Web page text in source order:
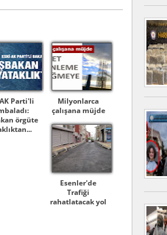
Parti'li
örgüte
Milyonlarca
çalışana müjde
Esenler'de
Trafiği
rahatlatacak yol